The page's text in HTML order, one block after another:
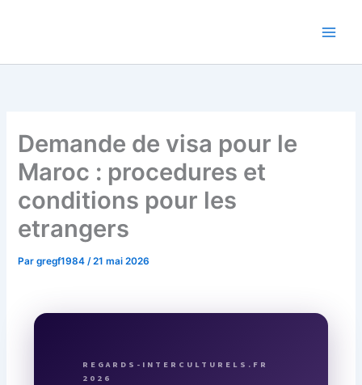
Demande de visa pour le
Maroc : procedures et
conditions pour les
etrangers
Pargregf1984/21 mai 2026
REGARDS-INTERCULTURELS.FR
2026